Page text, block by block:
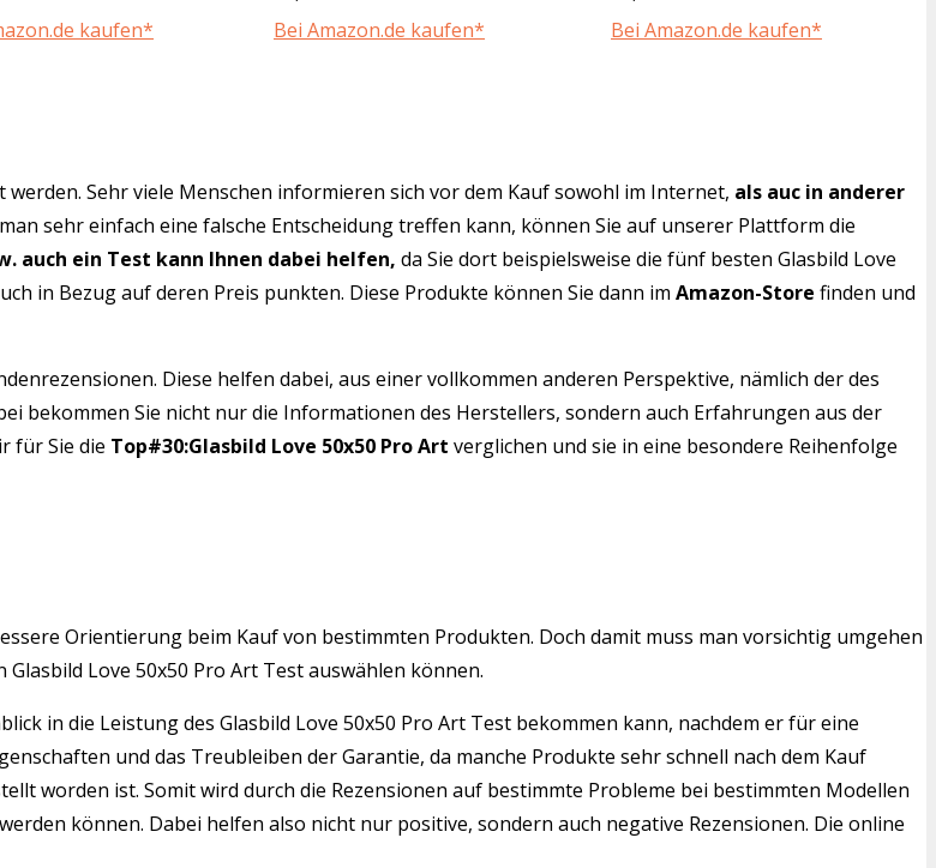
kaufen* Bei Amazon.de kaufen* Bei Amazon.de kaufen*
Sehr viele Menschen informieren sich vor dem Kauf sowohl im Internet, als auc in anderer
sehr einfach eine falsche Entscheidung treffen kann, können Sie auf unserer Plattform die
auch ein Test kann Ihnen dabei helfen, da Sie dort beispielsweise die fünf besten Glasbild Love
in Bezug auf deren Preis punkten. Diese Produkte können Sie dann im Amazon-Store finden und
Diese helfen dabei, aus einer vollkommen anderen Perspektive, nämlich der des
bekommen Sie nicht nur die Informationen des Herstellers, sondern auch Erfahrungen aus der
für Sie die Top#30:Glasbild Love 50x50 Pro Art verglichen und sie in eine besondere Reihenfolge
Orientierung beim Kauf von bestimmten Produkten. Doch damit muss man vorsichtig umgehen
Love 50x50 Pro Art Test auswählen können.
in die Leistung des Glasbild Love 50x50 Pro Art Test bekommen kann, nachdem er für eine
und das Treubleiben der Garantie, da manche Produkte sehr schnell nach dem Kauf
worden ist. Somit wird durch die Rezensionen auf bestimmte Probleme bei bestimmten Modellen
können. Dabei helfen also nicht nur positive, sondern auch negative Rezensionen. Die online